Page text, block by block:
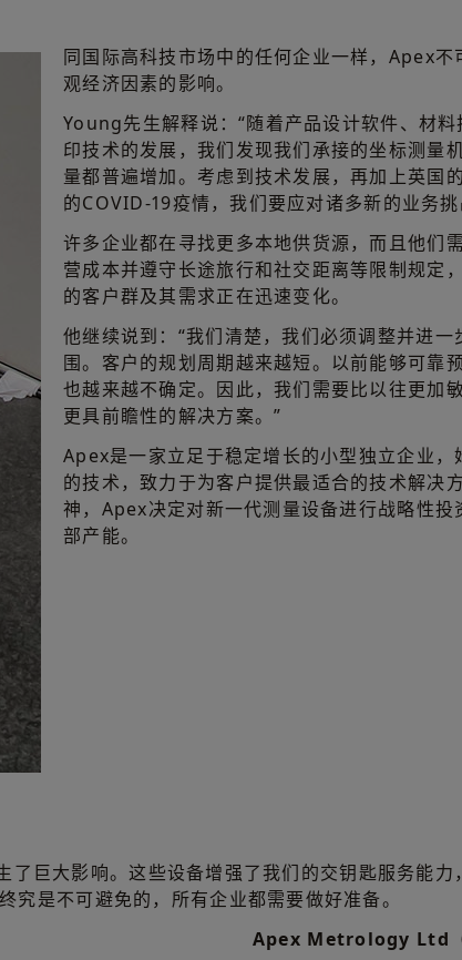
同国际高科技市场中的任何企业一样，Apex不
观经济因素的影响。
Young先生解释说：“随着产品设计软件、材
印技术的发展，我们发现我们承接的坐标测量
量都普遍增加。考虑到技术发展，再加上英国
的COVID-19疫情，我们要应对诸多新的业务挑
许多企业都在寻找更多本地供货源，而且他们
营成本并遵守长途旅行和社交距离等限制规定
的客户群及其需求正在迅速变化。
他继续说到：“我们清楚，我们必须调整并进一
围。客户的规划周期越来越短。以前能够可靠
也越来越不确定。因此，我们需要比以往更加
更具前瞻性的解决方案。”
Apex是一家立足于稳定增长的小型独立企业，
的技术，致力于为客户提供最适合的技术解决
神，Apex决定对新一代测量设备进行战略性投
部产能。
巨大影响。这些设备增强了我们的交钥匙服务能力
是不可避免的，所有企业都需要做好准备。
Apex Metrology Ltd（